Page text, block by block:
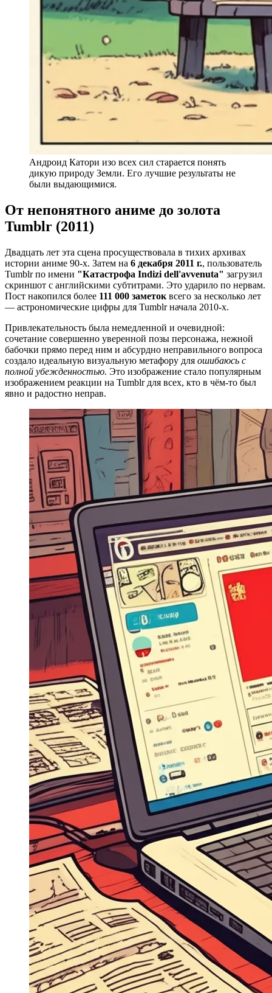
Андроид Катори изо всех сил старается понять
дикую природу Земли. Его лучшие результаты не
были выдающимися.
От непонятного аниме до золота
Tumblr (2011)
Двадцать лет эта сцена просуществовала в тихих архивах
истории аниме 90-х. Затем на 6 декабря 2011 г., пользователь
Tumblr по имени "Катастрофа Indizi dell'avvenuta" загрузил
скриншот с английскими субтитрами. Это ударило по нервам.
Пост накопился более 111 000 заметок всего за несколько лет
— астрономические цифры для Tumblr начала 2010-х.
Привлекательность была немедленной и очевидной:
сочетание совершенно уверенной позы персонажа, нежной
бабочки прямо перед ним и абсурдно неправильного вопроса
создало идеальную визуальную метафору для ошибаюсь с
полной убежденностью. Это изображение стало популярным
изображением реакции на Tumblr для всех, кто в чём-то был
явно и радостно неправ.